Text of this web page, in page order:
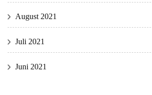
August 2021
Juli 2021
Juni 2021